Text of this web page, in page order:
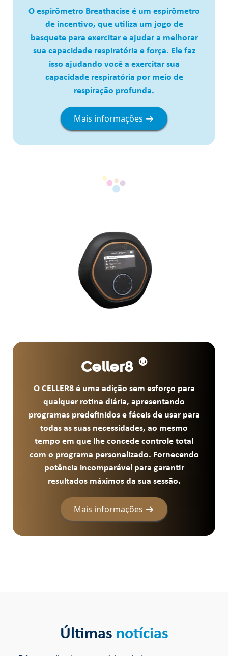
O espirômetro Breathacise é um espirômetro
de incentivo, que utiliza um jogo de
basquete para exercitar e ajudar a melhorar
sua capacidade respiratória e força. Ele faz
isso ajudando você a exercitar sua
capacidade respiratória por meio de
respiração profunda.
Mais informações
Celler8 ®
O CELLER8 é uma adição sem esforço para
qualquer rotina diária, apresentando
programas predefinidos e fáceis de usar para
todas as suas necessidades, ao mesmo
tempo em que lhe concede controle total
com o programa personalizado. Fornecendo
potência incomparável para garantir
resultados máximos da sua sessão.
Mais informações
Últimas notícias